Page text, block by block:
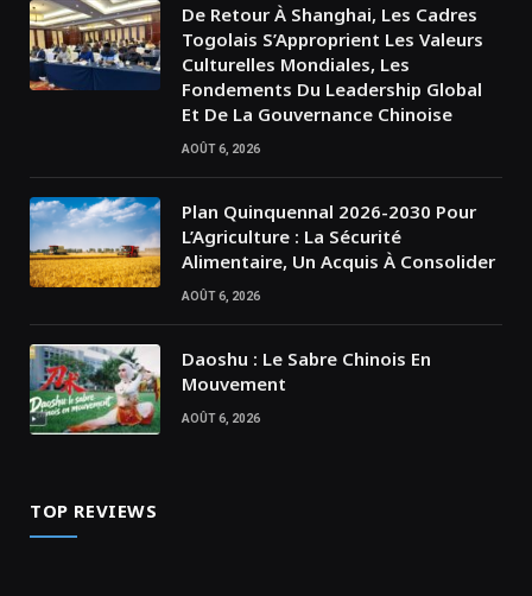
De Retour À Shanghai, Les Cadres
Togolais S’Approprient Les Valeurs
Culturelles Mondiales, Les
Fondements Du Leadership Global
Et De La Gouvernance Chinoise
AOÛT 6, 2026
Plan Quinquennal 2026-2030 Pour
L’Agriculture : La Sécurité
Alimentaire, Un Acquis À Consolider
AOÛT 6, 2026
Daoshu : Le Sabre Chinois En
Mouvement
AOÛT 6, 2026
TOP REVIEWS